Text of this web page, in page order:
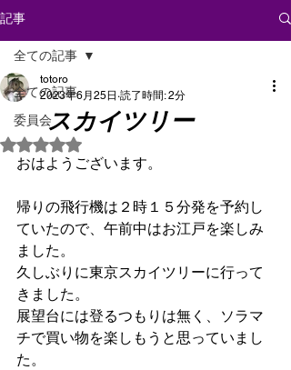
記事
全ての記事
委員会
全ての記事
スカイツリー
totoro
2023年6月25日 読了時間: 2分
5つ星のうちNaNと評価されています。
おはようございます。
帰りの飛行機は２時１５分発を予約し
ていたので、午前中はお江戸を楽しみ
ました。
久しぶりに東京スカイツリーに行って
きました。
展望台には登るつもりは無く、ソラマ
チで買い物を楽しもうと思っていまし
た。